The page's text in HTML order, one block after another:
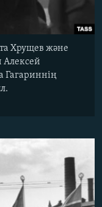
Хрущев және
Алексей
Гагариннің